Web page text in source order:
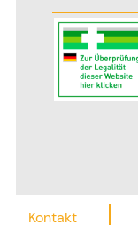
Kontakt